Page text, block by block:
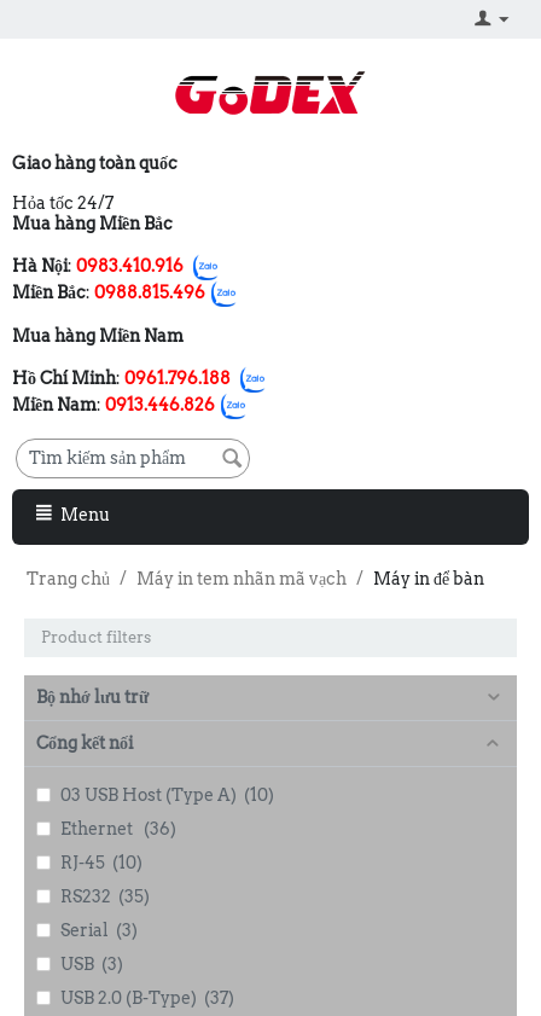
Giao hàng toàn quốc
Hỏa tốc 24/7
Mua hàng Miền Bắc
Hà Nội: 0983.410.916
Miền Bắc: 0988.815.496
Mua hàng Miền Nam
Hồ Chí Minh: 0961.796.188
Miền Nam: 0913.446.826
Menu
Trang chủ / Máy in tem nhãn mã vạch / Máy in để bàn
Product filters
Bộ nhớ lưu trữ
Cổng kết nối
03 USB Host (Type A) (10)
Ethernet
(36)
RJ-45 (10)
RS232 (35)
Serial
(3)
USB (3)
USB 2.0 (B-Type) (37)